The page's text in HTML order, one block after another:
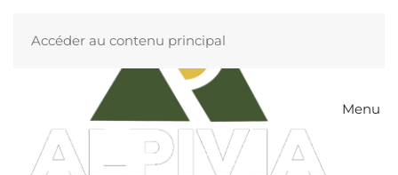
Accéder au contenu principal
Menu